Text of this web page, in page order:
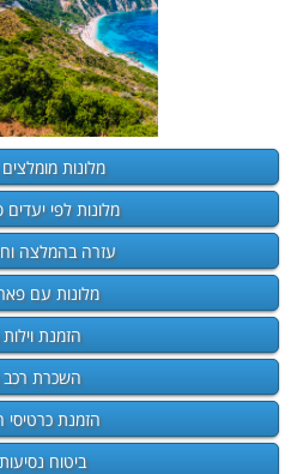
מלונות
מלונות לפי
עזרה בהמלצה
מלונות עם
הזמנת וילות
השכרת רכב
הזמנת כרטיסי
ביטוח נסיעות